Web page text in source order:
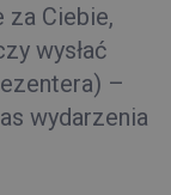
Ciebie,
wysłać
–
wydarzenia